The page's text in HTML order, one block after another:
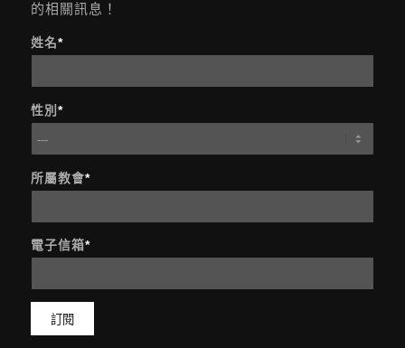
的相關訊息！
姓名*
性別 *
所屬教會*
電子信箱*